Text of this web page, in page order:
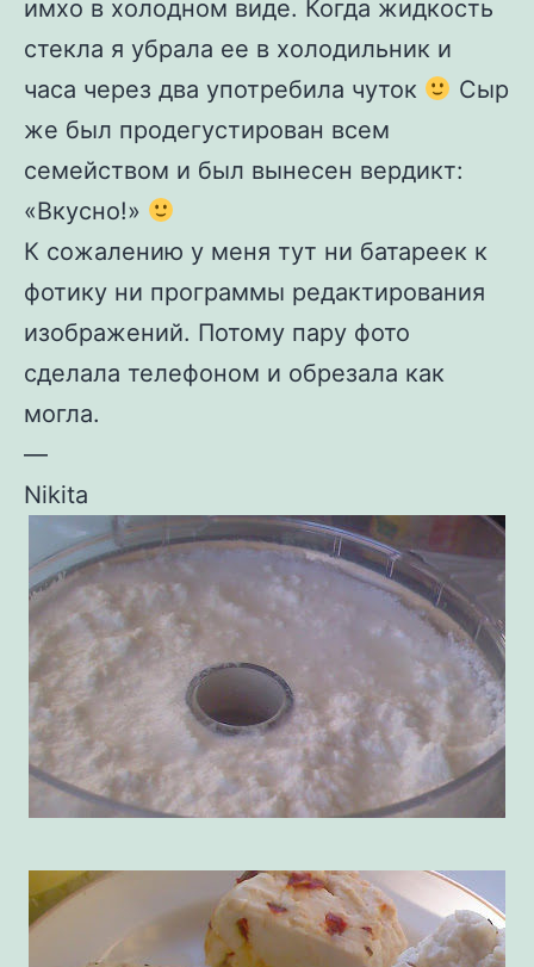
имхо в холодном виде. Когда жидкость
стекла я убрала ее в холодильник и
часа через два употребила чуток
Сыр
же был продегустирован всем
семейством и был вынесен вердикт:
«Вкусно!»
К сожалению у меня тут ни батареек к
фотику ни программы редактирования
изображений. Потому пару фото
сделала телефоном и обрезала как
могла.
—
Nikita